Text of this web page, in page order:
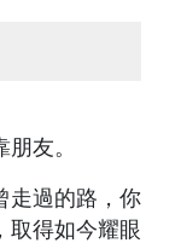
友。
走過的路，你
取得如今耀眼